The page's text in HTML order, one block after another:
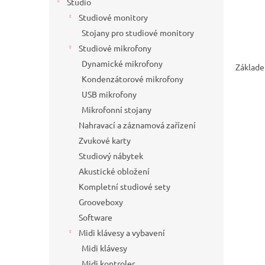
Studiové monitory
Stojany pro studiové monitory
Studiové mikrofony
Dynamické mikrofony
Kondenzátorové mikrofony
USB mikrofony
Mikrofonní stojany
Nahravací a záznamová zařízení
Zvukové karty
Studiový nábytek
Akustické obložení
Kompletní studiové sety
Grooveboxy
Software
Midi klávesy a vybavení
Midi klávesy